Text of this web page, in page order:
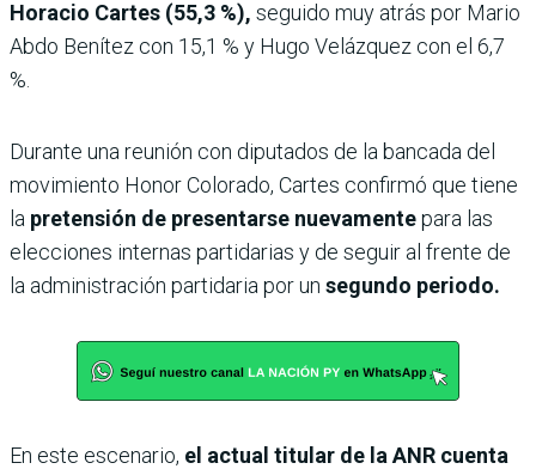
Horacio Cartes (55,3 %), seguido muy atrás por Mario
Abdo Benítez con 15,1 % y Hugo Velázquez con el 6,7
%.
Durante una reunión con diputados de la bancada del
movimiento Honor Colorado, Cartes confirmó que tiene
la pretensión de presentarse nuevamentepara las
elecciones internas partidarias y de seguir al frente de
la administración partidaria por un segundo periodo.
En este escenario, el actual titular de la ANR cuenta